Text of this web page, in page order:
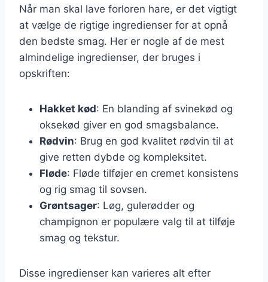
Når man skal lave forloren hare, er det vigtigt
at vælge de rigtige ingredienser for at opnå
den bedste smag. Her er nogle af de mest
almindelige ingredienser, der bruges i
opskriften:
Hakket kød: En blanding af svinekød og
oksekød giver en god smagsbalance.
Rødvin: Brug en god kvalitet rødvin til at
give retten dybde og kompleksitet.
Fløde: Fløde tilføjer en cremet konsistens
og rig smag til sovsen.
Grøntsager: Løg, gulerødder og
champignon er populære valg til at tilføje
smag og tekstur.
Disse ingredienser kan varieres alt efter